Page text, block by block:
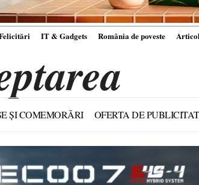
IT & Gadgets România de poveste
ȘI COMEMORĂRI OFERTA DE